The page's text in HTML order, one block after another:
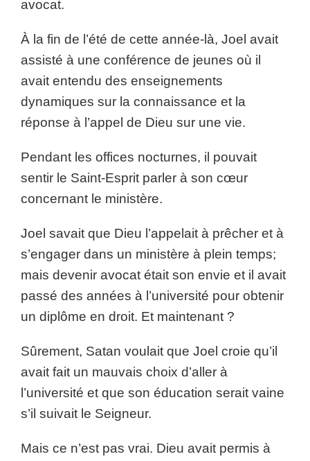
avocat.
À la fin de l’été de cette année-là, Joel avait
assisté à une conférence de jeunes où il
avait entendu des enseignements
dynamiques sur la connaissance et la
réponse à l’appel de Dieu sur une vie.
Pendant les offices nocturnes, il pouvait
sentir le Saint-Esprit parler à son cœur
concernant le ministère.
Joel savait que Dieu l’appelait à prêcher et à
s’engager dans un ministère à plein temps;
mais devenir avocat était son envie et il avait
passé des années à l’université pour obtenir
un diplôme en droit. Et maintenant ?
Sûrement, Satan voulait que Joel croie qu’il
avait fait un mauvais choix d’aller à
l’université et que son éducation serait vaine
s’il suivait le Seigneur.
Mais ce n’est pas vrai. Dieu avait permis à